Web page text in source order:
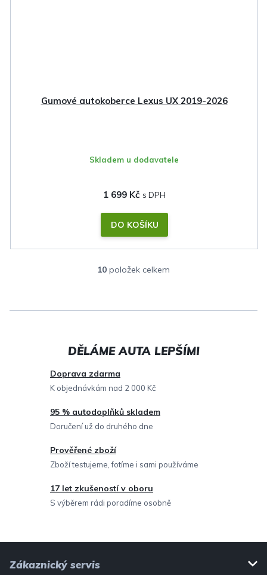
Gumové autokoberce Lexus UX 2019-2026
Skladem u dodavatele
1 699 Kč
DO KOŠÍKU
O
l
a
í
p
r
y
v
ý
10 položek celkem
Doprava zdarma
K objednávkám nad 2 000 Kč
95 % autodoplňků skladem
Doručení už do druhého dne
Prověřené zboží
Zboží testujeme, fotíme i sami používáme
17 let zkušeností v oboru
S výběrem rádi poradíme osobně
Zákaznický servis